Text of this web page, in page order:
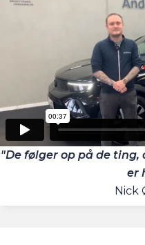
"De følger op på de ting,
er
Nick